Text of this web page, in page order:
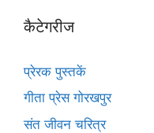
कैटेगरीज
प्रेरक पुस्तकें
गीता प्रेस गोरखपुर
संत जीवन चरित्र